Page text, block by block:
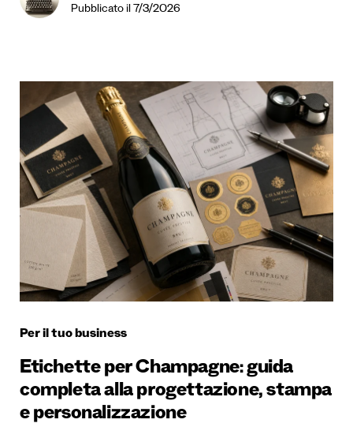
Pubblicato il 7/3/2026
Per il tuo business
Etichette per Champagne: guida
completa alla progettazione, stampa
e personalizzazione